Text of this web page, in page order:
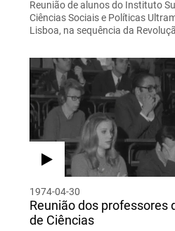
Reunião de alunos do Instituto
Ciências Sociais e Políticas
Lisboa, na sequência da
1974-04-30
Reunião dos professores
de Ciências